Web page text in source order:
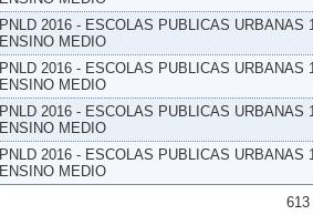
PNLD 2016 - ESCOLAS PUBLICAS URBANAS
ENSINO MEDIO
PNLD 2016 - ESCOLAS PUBLICAS URBANAS
ENSINO MEDIO
PNLD 2016 - ESCOLAS PUBLICAS URBANAS
ENSINO MEDIO
PNLD 2016 - ESCOLAS PUBLICAS URBANAS
ENSINO MEDIO